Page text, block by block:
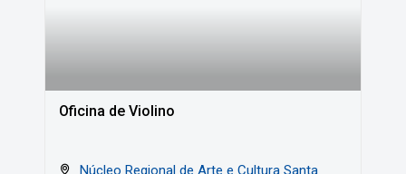
Oficina de Violino